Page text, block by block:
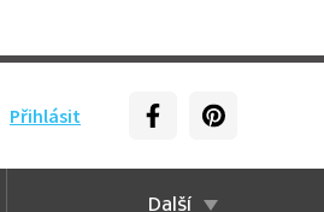
Přihlásit
Další